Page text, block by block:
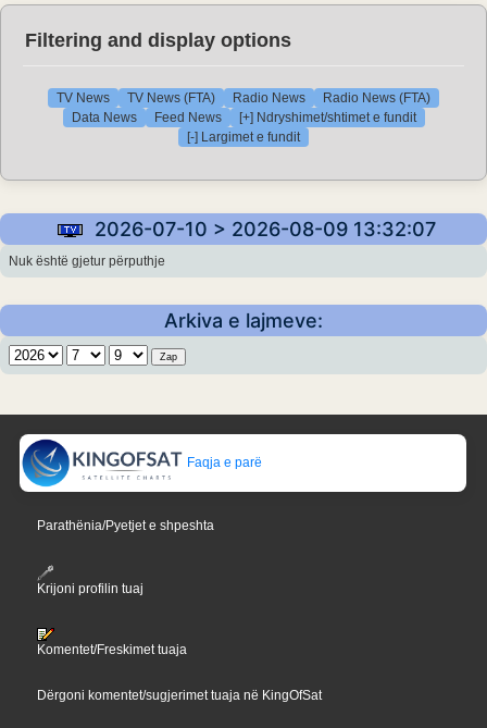
Filtering and display options
TV News TV News (FTA) Radio News
Radio News (FTA)
Data News
Feed News
[+] Ndryshimet/shtimet e fundit
[-] Largimet e fundit
2026-07-10 > 2026-08-09 13:32:07
Nuk është gjetur përputhje
Arkiva e lajmeve:
Faqja e parë
Parathënia/Pyetjet e shpeshta
Krijoni profilin tuaj
Komentet/Freskimet tuaja
Dërgoni komentet/sugjerimet tuaja në KingOfSat